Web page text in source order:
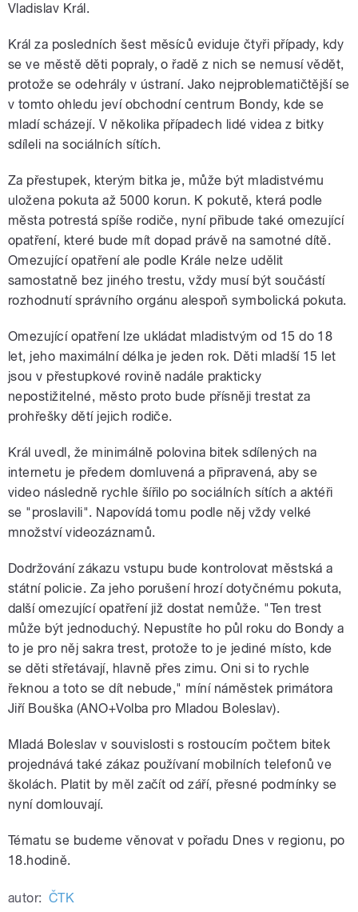
Vladislav Král.
Král za posledních šest měsíců eviduje čtyři případy, kdy
se ve městě děti popraly, o řadě z nich se nemusí vědět,
protože se odehrály v ústraní. Jako nejproblematičtější se
v tomto ohledu jeví obchodní centrum Bondy, kde se
mladí scházejí. V několika případech lidé videa z bitky
sdíleli na sociálních sítích.
Za přestupek, kterým bitka je, může být mladistvému
uložena pokuta až 5000 korun. K pokutě, která podle
města potrestá spíše rodiče, nyní přibude také omezující
opatření, které bude mít dopad právě na samotné dítě.
Omezující opatření ale podle Krále nelze udělit
samostatně bez jiného trestu, vždy musí být součástí
rozhodnutí správního orgánu alespoň symbolická pokuta.
Omezující opatření lze ukládat mladistvým od 15 do 18
let, jeho maximální délka je jeden rok. Děti mladší 15 let
jsou v přestupkové rovině nadále prakticky
nepostižitelné, město proto bude přísněji trestat za
prohřešky dětí jejich rodiče.
Král uvedl, že minimálně polovina bitek sdílených na
internetu je předem domluvená a připravená, aby se
video následně rychle šířilo po sociálních sítích a aktéři
se "proslavili". Napovídá tomu podle něj vždy velké
množství videozáznamů.
Dodržování zákazu vstupu bude kontrolovat městská a
státní policie. Za jeho porušení hrozí dotyčnému pokuta,
další omezující opatření již dostat nemůže. "Ten trest
může být jednoduchý. Nepustíte ho půl roku do Bondy a
to je pro něj sakra trest, protože to je jediné místo, kde
se děti střetávají, hlavně přes zimu. Oni si to rychle
řeknou a toto se dít nebude," míní náměstek primátora
Jiří Bouška (ANO+Volba pro Mladou Boleslav).
Mladá Boleslav v souvislosti s rostoucím počtem bitek
projednává také zákaz používaní mobilních telefonů ve
školách. Platit by měl začít od září, přesné podmínky se
nyní domlouvají.
Tématu se budeme věnovat v pořadu Dnes v regionu, po
18.hodině.
autor: ČTK